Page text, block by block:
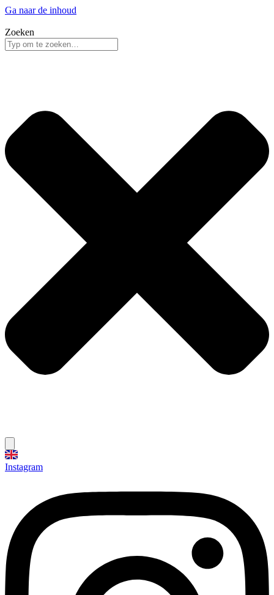
Ga naar de inhoud
Zoeken
Instagram